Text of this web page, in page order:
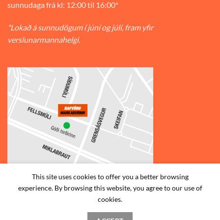
sunnudaga frá kl: 12:00 til 16:00*
*Lokað á sunnudögum í júní og júlí, fram yfir
verslunarmannahelgi.
© 2026Rafvörumarkaðurinn v/Fellsmúla | Síðumúla 34, 108
Reykjavík | S: 585-2888 |
This site uses cookies to offer you a better browsing
experience. By browsing this website, you agree to our use of
cookies.